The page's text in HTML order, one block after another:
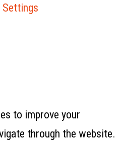
Settings
to improve your
through the website.